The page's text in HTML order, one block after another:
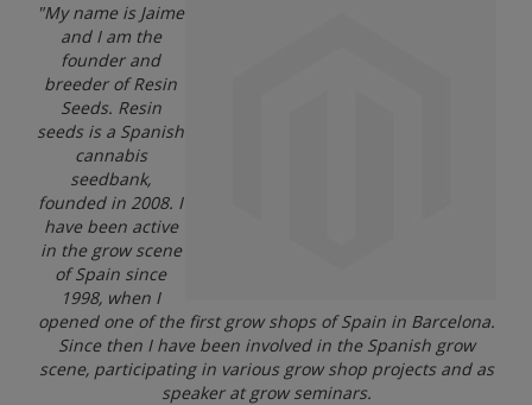
Promos
Solden
Blog
"My name is Jaime
and I am the
founder and
breeder of Resin
Seeds. Resin
seeds is a Spanish
cannabis
seedbank,
founded in 2008. I
have been active
in the grow scene
of Spain since
1998, when I
opened one of the first grow shops of Spain in Barcelona.
Since then I have been involved in the Spanish grow
scene, participating in various grow shop projects and as
speaker at grow seminars.